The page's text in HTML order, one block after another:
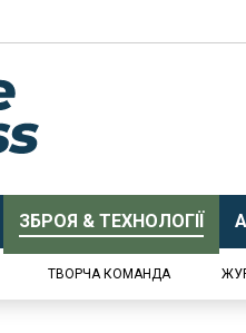
ЗБРОЯ & ТЕХНОЛОГІЇ
ТВОРЧА КОМАНДА